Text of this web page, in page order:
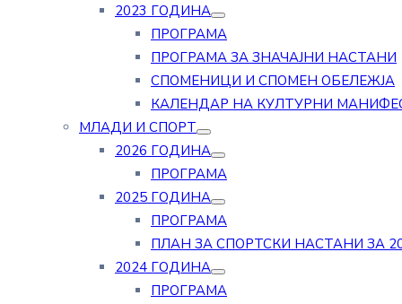
2023 ГОДИНА
ПРОГРАМА
ПРОГРАМА ЗА ЗНАЧАЈНИ НАСТАНИ
СПОМЕНИЦИ И СПОМЕН ОБЕЛЕЖЈА
КАЛЕНДАР НА КУЛТУРНИ
МЛАДИ И СПОРТ
2026 ГОДИНА
ПРОГРАМА
2025 ГОДИНА
ПРОГРАМА
ПЛАН ЗА СПОРТСКИ НАСТАНИ ЗА
2024 ГОДИНА
ПРОГРАМА